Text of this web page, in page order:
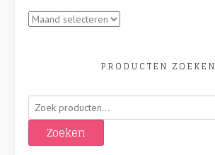
Archieven
PRODUCTEN ZOEKEN
Zoeken
naar:
Zoeken